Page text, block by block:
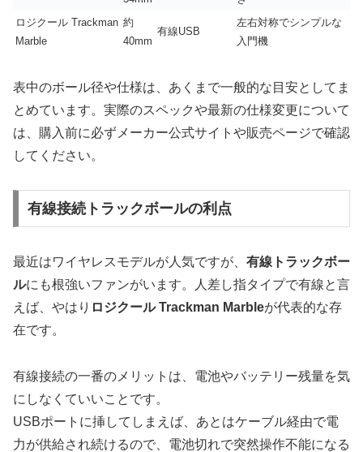
ロジクール Trackman
Marble
約
40mm
有線USB
左右対称でシンプルな
入門機
表中のボール径や仕様は、あくまで一般的な目安としてま
とめています。実際のスペックや最新の仕様変更について
は、購入前に必ずメーカー公式サイトや販売ページで確認
してください。
有線接続トラックボールの利点
最近はワイヤレスモデルが人気ですが、 有線トラックボー
ルにも根強いファンがいます。人差し指タイプで有線と言
えば、やはり ロジクール Trackman Marbleが代表的な存
在です。
有線接続の一番のメリットは、 電池やバッテリー残量を気
にしなくていいこと です。
USBポートに挿してしまえば、あとはケーブル経由で電
力が供給され続けるので、電池切れで突然操作不能になる